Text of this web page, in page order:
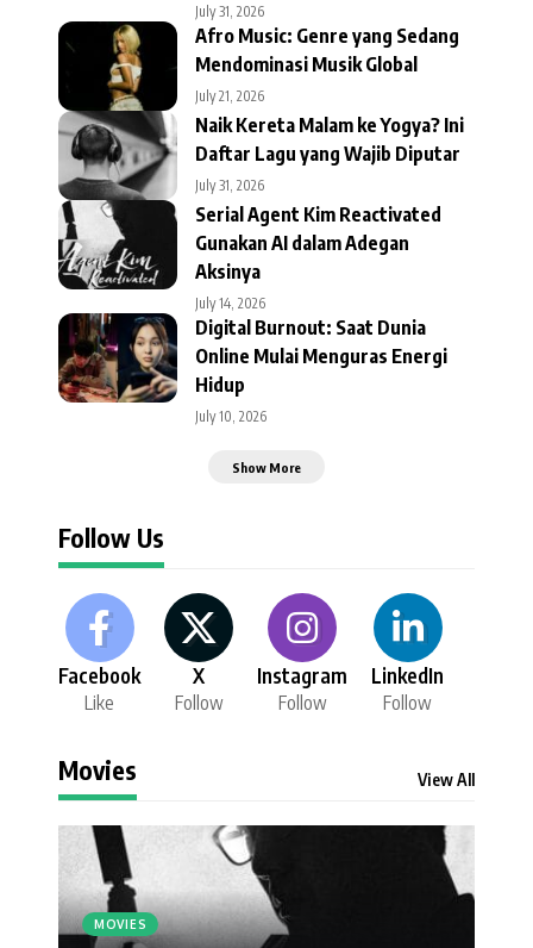
July 31, 2026
Afro Music: Genre yang Sedang
Mendominasi Musik Global
July 21, 2026
Naik Kereta Malam ke Yogya? Ini
Daftar Lagu yang Wajib Diputar
July 31, 2026
Serial Agent Kim Reactivated
Gunakan AI dalam Adegan
Aksinya
July 14, 2026
Digital Burnout: Saat Dunia
Online Mulai Menguras Energi
Hidup
July 10, 2026
Show More
Follow Us
Facebook
Like
X
Follow
Instagram
Follow
LinkedIn
Follow
Movies View All
MOVIES